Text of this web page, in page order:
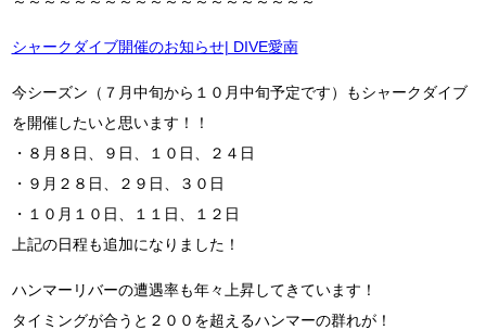
シャークダイブ開催のお知らせ| DIVE愛南
今シーズン（７月中旬から１０月中旬予定です）もシャークダイブ
を開催したいと思います！！
・８月８日、９日、１０日、２４日
・９月２８日、２９日、３０日
・１０月１０日、１１日、１２日
上記の日程も追加になりました！
ハンマーリバーの遭遇率も年々上昇してきています！
タイミングが合うと２００を超えるハンマーの群れが！